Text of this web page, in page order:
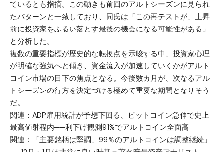
ているとも指摘。この動きも前回のアルトシーズンに見られ
たパターンと一致しており、同氏は「この再テストが、上昇
前に投資家をふるい落とす最後の機会になる可能性がある」
と分析した。
複数の重要指標が歴史的な転換点を示唆する中、投資家心理
が明確な強気へと傾き、資金流入が加速していくかがアルト
コイン市場の目下の焦点となる。今後数カ月が、次なるアル
トシーズンの行方を決定づける極めて重要な期間となりそう
だ。
関連： ADP雇用統計が予想下回る、ビットコイン急伸で史上
最高値射程内──利下げ観測91%でアルトコイン全面高
関連：
「主要銘柄は堅調、99％のアルトコインは調整継続」